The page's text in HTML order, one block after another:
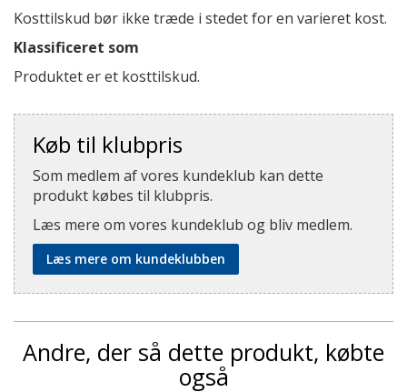
Kosttilskud bør ikke træde i stedet for en varieret kost.
Klassificeret som
Produktet er et kosttilskud.
Køb til klubpris
Som medlem af vores kundeklub kan dette
produkt købes til klubpris.
Læs mere om vores kundeklub og bliv medlem.
Læs mere om kundeklubben
Andre, der så dette produkt, købte
også